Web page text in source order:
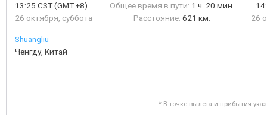
13:25 CST(GMT +8)
26 октября, суббота
Общее время в пути: 1 ч. 20 мин.
Расстояние: 621 км.
26
Shuangliu
Ченгду, Китай
* В точке вылета и прибытия